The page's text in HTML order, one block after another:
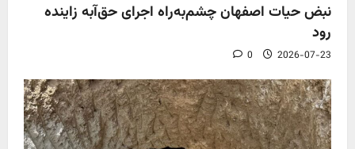
نبض حیات اصفهان چشم‌به‌راه اجرای حق‌آبه زاینده
رود
2026-07-23